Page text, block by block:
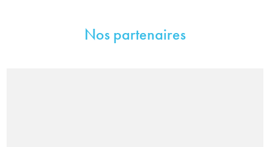
Nos partenaires